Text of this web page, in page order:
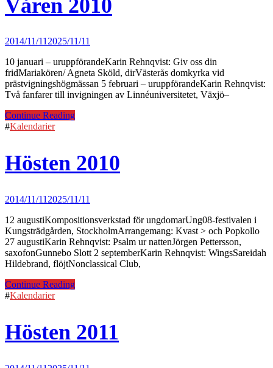
Våren 2010
2014/11/11 2025/11/11
10 januari – uruppförandeKarin Rehnqvist: Giv oss din
fridMariakören/ Agneta Sköld, dirVästerås domkyrka vid
prästvigningshögmässan 5 februari – uruppförandeKarin Rehnqvist:
Två fanfarer till invigningen av Linnéuniversitetet, Växjö–
Continue Reading
#Kalendarier
Hösten 2010
2014/11/11 2025/11/11
12 augustiKompositionsverkstad för ungdomarUng08-festivalen i
Kungsträdgården, StockholmArrangemang: Kvast > och Popkollo
27 augustiKarin Rehnqvist: Psalm ur nattenJörgen Pettersson,
saxofonGunnebo Slott 2 septemberKarin Rehnqvist: WingsSareidah
Hildebrand, flöjtNonclassical Club,
Continue Reading
#Kalendarier
Hösten 2011